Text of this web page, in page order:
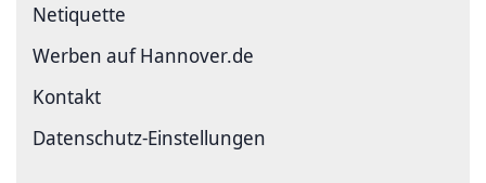
Netiquette
Werben auf Hannover.de
Kontakt
Datenschutz-Einstellungen